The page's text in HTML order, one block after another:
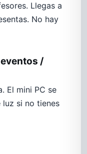
Llegas a
No hay
/
El mini PC se
si no tienes